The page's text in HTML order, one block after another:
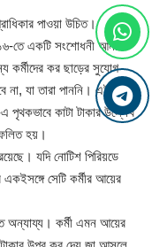
পাওয়া উচিত।
তে একটি সংশোধনী আনা
কর্মীদের কর ছাড়ের সুযোগ
যা তারা পাননি। এই
পৃথকভাবে কাটা টাকার উল্লেখ
হয়।
যদি নোটিশ পিরিয়ডে
সেটি কর্মীর আয়ের
অন্যায্য। কর্মী এমন আয়ের